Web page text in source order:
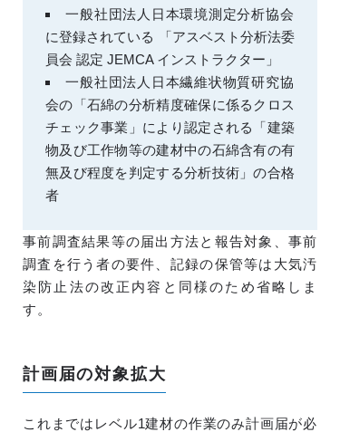
一般社団法人日本環境測定分析協会
に登録されている 「アスベスト分析法委
員会 認定 JEMCA インストラクター」
一般社団法人日本繊維状物質研究協
会の「石綿の分析精度確保に係るクロス
チェック事業」により認定される「建築
物及び工作物等の建材中の石綿含有の有
無及び程度を判定する分析技術」の合格
者
事前調査結果等の届出方法と報告対象、事前
調査を行う者の要件、記録の保管等は大気汚
染防止法の改正内容と同様のため省略しま
す。
計画届の対象拡大
これまではレベル1建材の作業のみ計画届が必